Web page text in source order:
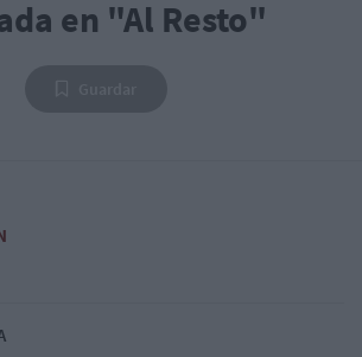
en "Al Resto"